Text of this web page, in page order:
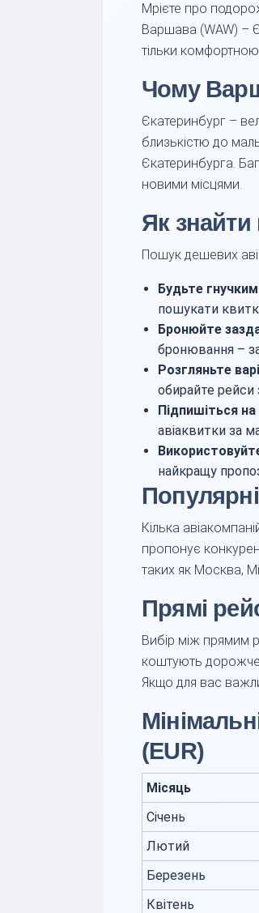
Мрієте про
Варшава (WAW) –
тільки
Чому
Єкатеринбург –
близькістю до
Єкатеринбурга.
новими місцями.
Як
Пошук дешевих
Будьте
пошукати
Бронюйте
бронювання –
Розгляньте
обирайте
Підпишіться
авіаквитки за
найкращу
Кілька
пропонує
таких як Москва,
Прямі
Вибір між прямим
коштують
Якщо для вас
(EUR)
Місяць
Січень
Лютий
Березень
Квітень